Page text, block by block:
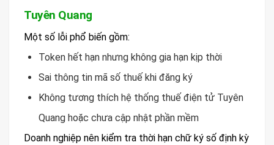
Tuyên Quang
Một số lỗi phổ biến gồm:
Token hết hạn nhưng không gia hạn kịp thời
Sai thông tin mã số thuế khi đăng ký
Không tương thích hệ thống thuế điện tử Tuyên
Quang hoặc chưa cập nhật phần mềm
Doanh nghiệp nên kiểm tra thời hạn chữ ký số định kỳ